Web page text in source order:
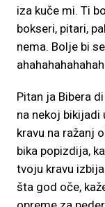
iza kuče mi. Ti
bokseri, pitari,
nema. Bolje bi
Pitan ja Bibera
na nekoj bikijadi
kravu na ražanj
bika popizdija,
tvoju kravu
šta god oče,